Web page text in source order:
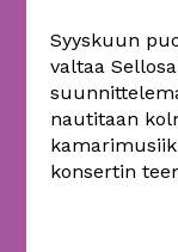
Syyskuun
valtaa
nautitaan
konsertin